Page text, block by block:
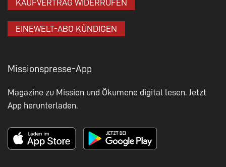
KAUFVERTRAG WIDERRUFEN
EINEWELT-ABO KÜNDIGEN
Missionspresse-App
Magazine zu Mission und Ökumene digital lesen. Jetzt
App herunterladen.